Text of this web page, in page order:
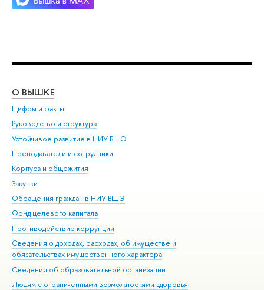
О ВЫШКЕ
Цифры и факты
Руководство и структура
Устойчивое развитие в НИУ ВШЭ
Преподаватели и сотрудники
Корпуса и общежития
Закупки
Обращения граждан в НИУ ВШЭ
Фонд целевого капитала
Противодействие коррупции
Сведения о доходах, расходах, об имуществе и
обязательствах имущественного характера
Сведения об образовательной организации
Людям с ограниченными возможностями здоровья